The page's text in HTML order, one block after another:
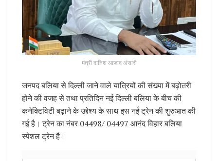
मंत्री दानिश आजाद अंसारी
जनपद बलिया से दिल्ली जाने वाले यात्रियों की संख्या में बढ़ोतरी
होने की वजह से तथा प्रतिदिन नई दिल्ली बलिया के बीच की
कनेक्टिविटी बढ़ाने के उद्देश्य के साथ इस नई ट्रेन की शुरुआत की
गई है। ट्रेन का नंबर 04498/ 04497 आनंद विहार बलिया
स्पेशल ट्रेन है।